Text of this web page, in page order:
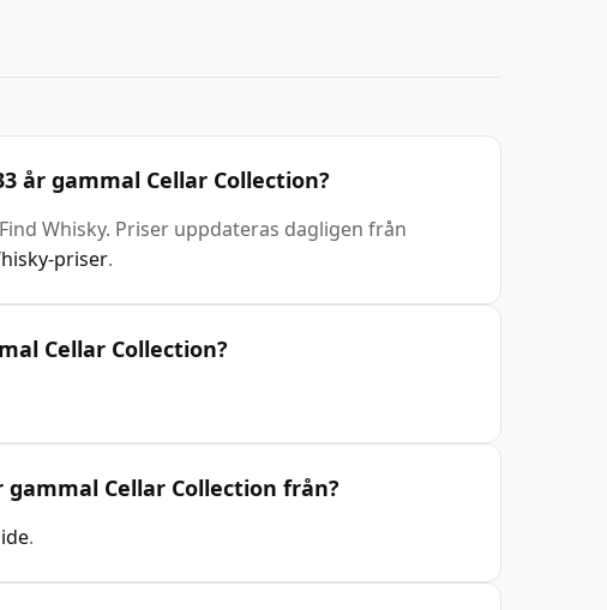
år gammal Cellar Collection?
Whisky. Priser uppdateras dagligen från
priser.
Cellar Collection?
Cellar Collection från?
.